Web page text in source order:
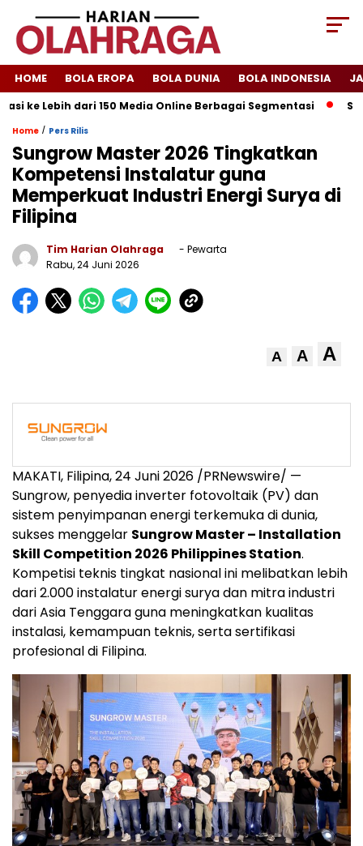
HOME BOLA EROPA BOLA DUNIA BOLA INDONESIA
Lebih dari 150 Media Online Berbagai Segmentasi
Home / Pers Rilis
Sungrow Master 2026 Tingkatkan
Kompetensi Instalatur guna
Memperkuat Industri Energi Surya di
Filipina
Tim Harian Olahraga
- Pewarta
Rabu, 24 Juni 2026
A A A
MAKATI, Filipina,24 Juni 2026 /PRNewswire/ —
Sungrow, penyedia inverter fotovoltaik (PV) dan
sistem penyimpanan energi terkemuka di dunia,
sukses menggelar Sungrow Master – Installation
Skill Competition 2026 Philippines Station.
Kompetisi teknis tingkat nasional ini melibatkan lebih
dari 2.000 instalatur energi surya dan mitra industri
dari Asia Tenggara guna meningkatkan kualitas
instalasi, kemampuan teknis, serta sertifikasi
profesional di Filipina.